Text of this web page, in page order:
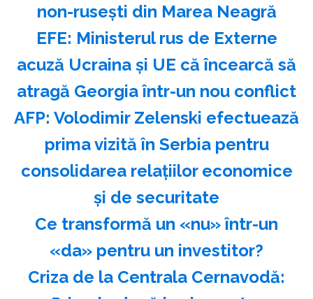
non-ruseşti din Marea Neagră
EFE: Ministerul rus de Externe
acuză Ucraina şi UE că încearcă să
atragă Georgia într-un nou conflict
AFP: Volodimir Zelenski efectuează
prima vizită în Serbia pentru
consolidarea relaţiilor economice
şi de securitate
Ce transformă un «nu» într-un
«da» pentru un investitor?
Criza de la Centrala Cernavodă: